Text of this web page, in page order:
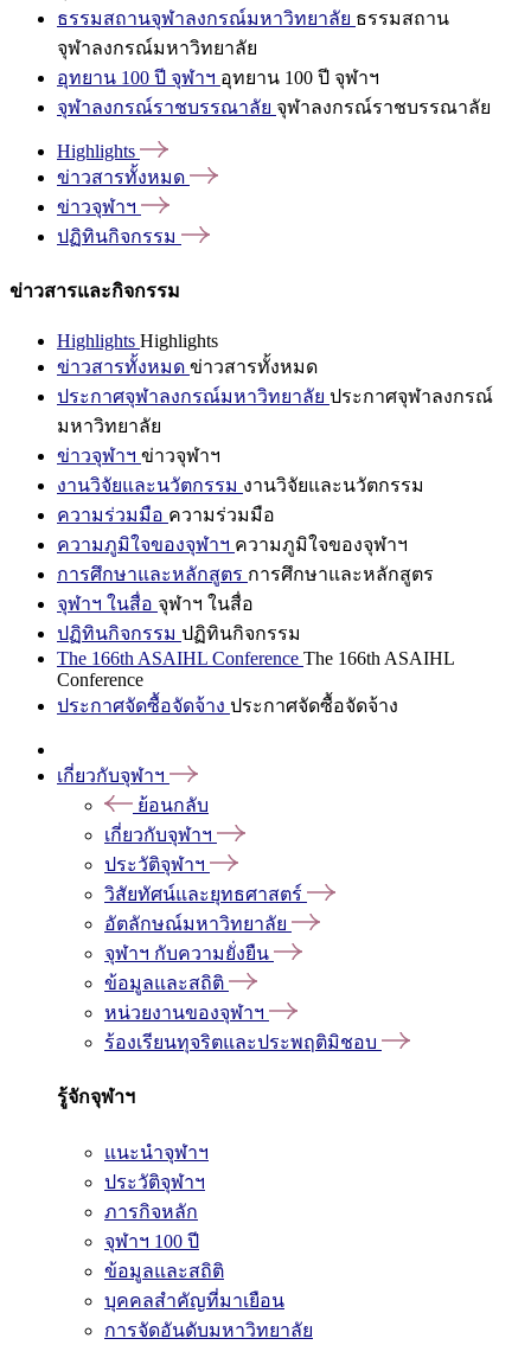
ธรรมสถานจุฬาลงกรณ์มหาวิทยาลัย ธรรมสถาน
จุฬาลงกรณ์มหาวิทยาลัย
อุทยาน 100 ปี จุฬาฯ อุทยาน 100 ปี จุฬาฯ
จุฬาลงกรณ์ราชบรรณาลัย จุฬาลงกรณ์ราชบรรณาลัย
Highlights
ข่าวสารทั้งหมด
ข่าวจุฬาฯ
ปฏิทินกิจกรรม
ข่าวสารและกิจกรรม
Highlights Highlights
ข่าวสารทั้งหมด ข่าวสารทั้งหมด
ประกาศจุฬาลงกรณ์มหาวิทยาลัย ประกาศจุฬาลงกรณ์
มหาวิทยาลัย
ข่าวจุฬาฯ ข่าวจุฬาฯ
งานวิจัยและนวัตกรรม งานวิจัยและนวัตกรรม
ความร่วมมือ ความร่วมมือ
ความภูมิใจของจุฬาฯ ความภูมิใจของจุฬาฯ
การศึกษาและหลักสูตร การศึกษาและหลักสูตร
จุฬาฯ ในสื่อ จุฬาฯ ในสื่อ
ปฏิทินกิจกรรม ปฏิทินกิจกรรม
The 166th ASAIHL Conference The 166th ASAIHL
Conference
ประกาศจัดซื้อจัดจ้าง ประกาศจัดซื้อจัดจ้าง
เกี่ยวกับจุฬาฯ
ย้อนกลับ
เกี่ยวกับจุฬาฯ
ประวัติจุฬาฯ
วิสัยทัศน์และยุทธศาสตร์
อัตลักษณ์มหาวิทยาลัย
จุฬาฯ กับความยั่งยืน
ข้อมูลและสถิติ
หน่วยงานของจุฬาฯ
ร้องเรียนทุจริตและประพฤติมิชอบ
รู้จักจุฬาฯ
แนะนำจุฬาฯ
ประวัติจุฬาฯ
ภารกิจหลัก
จุฬาฯ 100 ปี
ข้อมูลและสถิติ
บุคคลสำคัญที่มาเยือน
การจัดอันดับมหาวิทยาลัย